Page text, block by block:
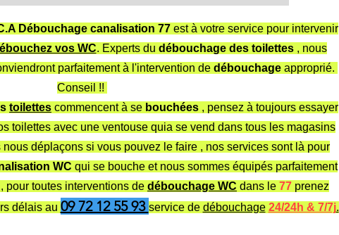
Débouchage canalisation 77est à votre service pour intervenir
vos WC. Experts du débouchage des toilettes, nous
parfaitement à l'intervention de débouchageapproprié.
Conseil !!
toilettes commencent à se bouchées , pensez à toujours essayer
toilettes avec une ventouse quia se vend dans tous les magasins
déplaçons si vous pouvez le faire , nos services sont là pour
WC qui se bouche et nous sommes équipés parfaitement
pour toutes interventions de débouchage WC dans le 77 prenez
délais au 09 72 12 55 93 service de débouchage 24/24h & 7/7j.